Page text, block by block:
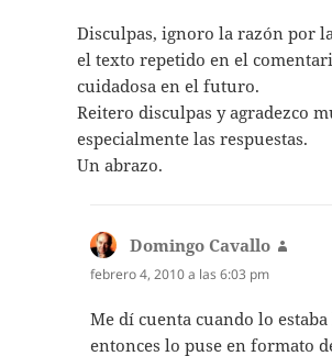
Disculpas, ignoro la razón por
el texto repetido en el
cuidadosa en el futuro.
Reitero disculpas y agradezco
especialmente las respuestas.
Un abrazo.
Domingo Cavallo
febrero 4, 2010 a las 6:03 pm
Me dí cuenta cuando lo
entonces lo puse en formato